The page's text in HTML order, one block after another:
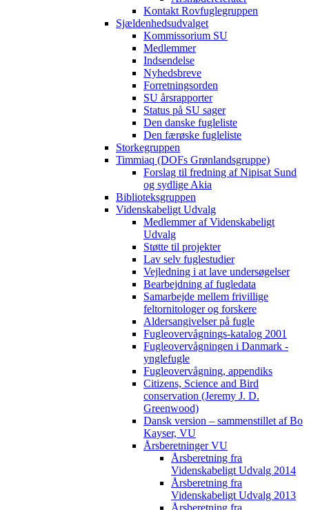
Kontakt Rovfuglegruppen
Sjældenhedsudvalget
Kommissorium SU
Medlemmer
Indsendelse
Nyhedsbreve
Forretningsorden
SU årsrapporter
Status på SU sager
Den danske fugleliste
Den færøske fugleliste
Storkegruppen
Timmiaq (DOFs Grønlandsgruppe)
Forslag til fredning af Nipisat Sund
og sydlige Akia
Biblioteksgruppen
Videnskabeligt Udvalg
Medlemmer af Videnskabeligt
Udvalg
Støtte til projekter
Lav selv fuglestudier
Vejledning i at lave undersøgelser
Bearbejdning af fugledata
Samarbejde mellem frivillige
feltornitologer og forskere
Aldersangivelser på fugle
Fugleovervågnings-katalog 2001
Fugleovervågningen i Danmark -
ynglefugle
Fugleovervågning, appendiks
Citizens, Science and Bird
conservation (Jeremy J. D.
Greenwood)
Dansk version – sammenstillet af Bo
Kayser, VU
Årsberetninger VU
Årsberetning fra
Videnskabeligt Udvalg 2014
Årsberetning fra
Videnskabeligt Udvalg 2013
Årsberetning fra